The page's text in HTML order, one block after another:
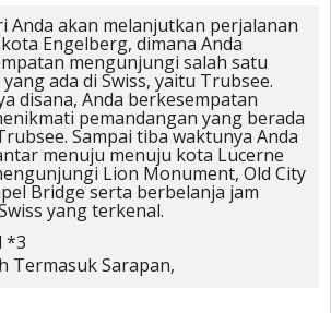
Anda akan melanjutkan perjalanan
Engelberg, dimana Anda
mengunjungi salah satu
ada di Swiss, yaitu Trubsee.
disana, Anda berkesempatan
pemandangan yang berada
Sampai tiba waktunya Anda
menuju menuju kota Lucerne
Lion Monument, Old City
Bridge serta berbelanja jam
yang terkenal.
*3
TermasukSarapan,